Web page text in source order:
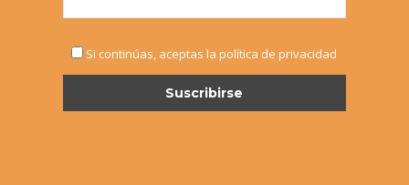
Si continúas, aceptas la política de privacidad